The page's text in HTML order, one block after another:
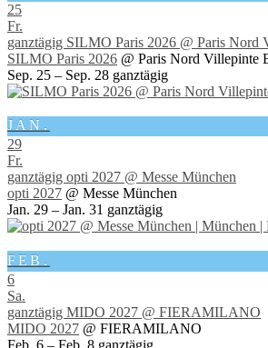
25
Fr.
ganztägig SILMO Paris 2026 @ Paris Nord
SILMO Paris 2026 @ Paris Nord Villepinte
Sep. 25 – Sep. 28 ganztägig
JAN.
29
Fr.
ganztägig opti 2027 @ Messe München
opti 2027 @ Messe München
Jan. 29 – Jan. 31 ganztägig
FEB.
6
Sa.
ganztägig MIDO 2027 @ FIERAMILANO
MIDO 2027 @ FIERAMILANO
Feb. 6 – Feb. 8 ganztägig